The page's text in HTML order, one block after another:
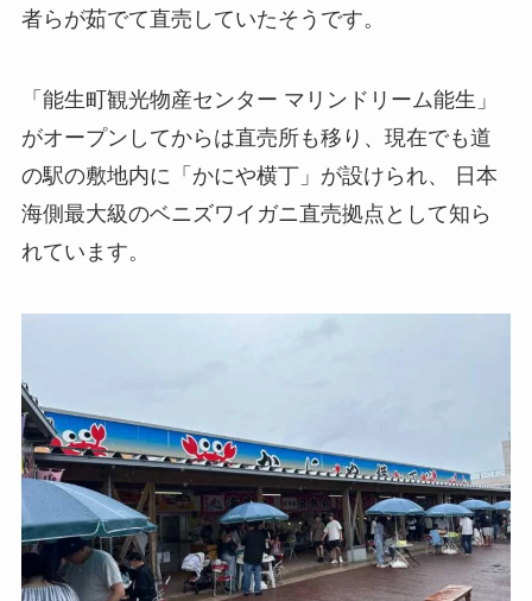
者らが茹でて直売していたそうです。
「能生町観光物産センター マリンドリーム能生」
がオープンしてからは直売所も移り、現在でも道
の駅の敷地内に「かにや横丁」が設けられ、 日本
海側最大級のベニズワイガニ直売拠点として知ら
れています。